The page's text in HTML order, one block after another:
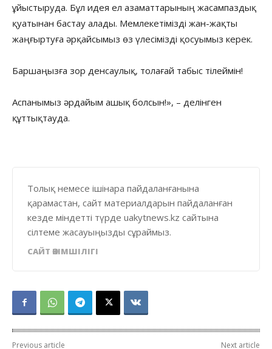
ұйыстыруда. Бұл идея ел азаматтарының жасампаздық
қуатынан бастау алады. Мемлекетімізді жан-жақты
жаңғыртуға әрқайсымыз өз үлесімізді қосуымыз керек.
Баршаңызға зор денсаулық, толағай табыс тілеймін!
Аспанымыз әрдайым ашық болсын!», – делінген
құттықтауда.
Толық немесе ішінара пайдаланғанына
қарамастан, сайт материалдарын пайдаланған
кезде міндетті түрде uakytnews.kz сайтына
сілтеме жасауыңызды сұраймыз.
САЙТ ӘКІМШІЛІГІ
Previous article
Next article